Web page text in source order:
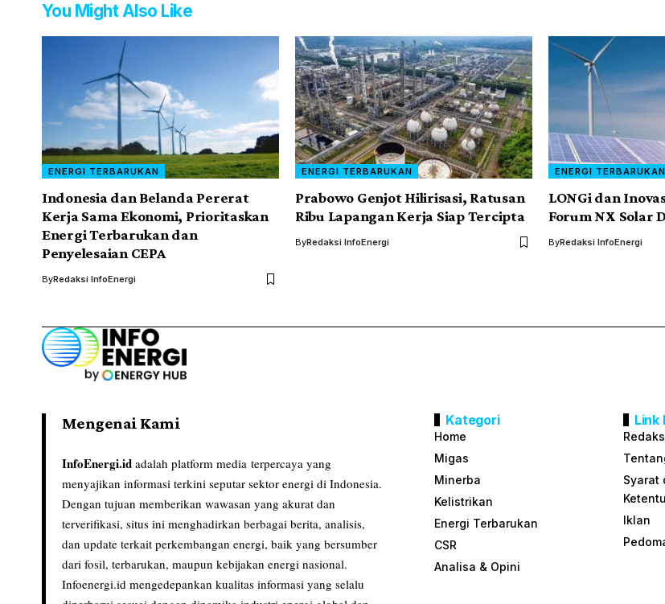
You Might Also Like
ENERGI TERBARUKAN
Indonesia dan Belanda Pererat
Kerja Sama Ekonomi, Prioritaskan
Energi Terbarukan dan
Penyelesaian CEPA
ByRedaksi InfoEnergi
ENERGI TERBARUKAN
Prabowo Genjot Hilirisasi, Ratusan
Ribu Lapangan Kerja Siap Tercipta
ByRedaksi InfoEnergi
ENERGI TERBARUKAN
LONGi dan
Forum NX Solar
ByRedaksi InfoEnergi
Mengenai Kami
InfoEnergi.id adalah platform media terpercaya yang
menyajikan informasi terkini seputar sektor energi di Indonesia.
Dengan tujuan memberikan wawasan yang akurat dan
terverifikasi, situs ini menghadirkan berbagai berita, analisis,
dan update terkait perkembangan energi, baik yang bersumber
dari fosil, terbarukan, maupun kebijakan energi nasional.
Infoenergi.id mengedepankan kualitas informasi yang selalu
Kategori
Home
Migas
Minerba
Kelistrikan
Energi Terbarukan
CSR
Analisa & Opini
Link
Syarat
Iklan